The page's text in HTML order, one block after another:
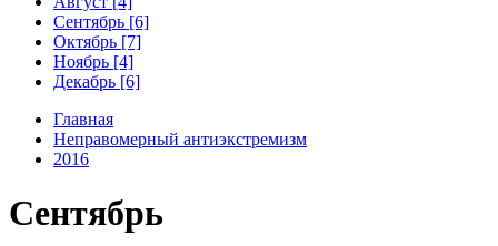
Сентябрь [6]
Октябрь [7]
Ноябрь [4]
Декабрь [6]
Главная
Неправомерный антиэкстремизм
2016
Сентябрь